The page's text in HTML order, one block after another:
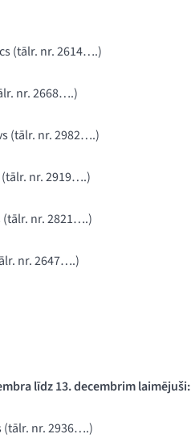
(tālr. nr. 2614….)
nr. 2668….)
(tālr. nr. 2982….)
nr. 2919….)
(tālr. nr. 2821….)
nr. 2647….)
līdz 13. decembrim laimējuši:
(tālr. nr. 2936….)